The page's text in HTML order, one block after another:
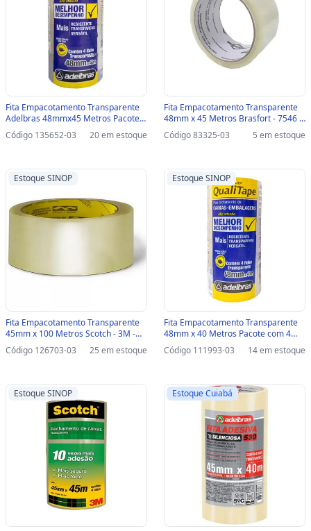
Fita Empacotamento Transparente
Adelbras 48mmx45 Metros Pacote
com 4 Unidades - 0811000019-
SINOP-03 - 0811000019
Código 135652-03 20 em estoque
Fita Empacotamento Transparente
48mm x 45 Metros Brasfort - 7546 -
Unitário-SINOP-03 - 7546
Código 83325-03 5 em estoque
Estoque SINOP
Fita Empacotamento Transparente
45mm x 100 Metros Scotch - 3M -
Unitário - HB004640734-SINOP-03 -
HB004640734
Código 126703-03 25 em estoque
Estoque SINOP
Fita Empacotamento Transparente
48mm x 40 Metros Pacote com 4
Unidades - Adelbras - 0811000018-
SINOP-03 - 0811000018
Código 111993-03 14 em estoque
Estoque SINOP Estoque Cuiabá